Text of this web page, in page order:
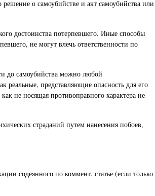
о самоубийстве и акт самоубийства или
достоинства потерпевшего. Иные способы
не могут влечь ответственности по
до самоубийства можно любой
представляющие опасность для его
не носящая противоправного характера не
страданий путем нанесения побоев,
содеянного по коммент. статье (если только